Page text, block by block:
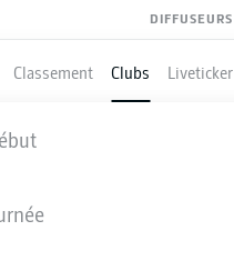
DIFFUSEURS
Classement Clubs Liveticker
ACTUS